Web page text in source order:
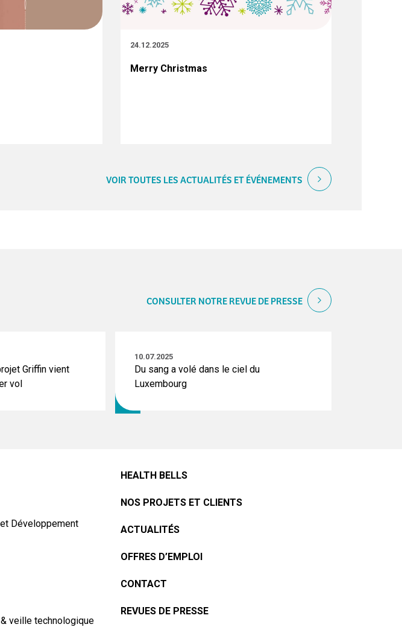
24.12.2025
Merry Christmas
VOIR TOUTES LES ACTUALITÉS ET ÉVÉNEMENTS
CONSULTER NOTRE REVUE DE PRESSE
Griffin vient
vol
10.07.2025
Du sang a volé dans le ciel du
Luxembourg
Développement
veille technologique
HEALTH BELLS
NOS PROJETS ET CLIENTS
ACTUALITÉS
OFFRES D’EMPLOI
CONTACT
REVUES DE PRESSE